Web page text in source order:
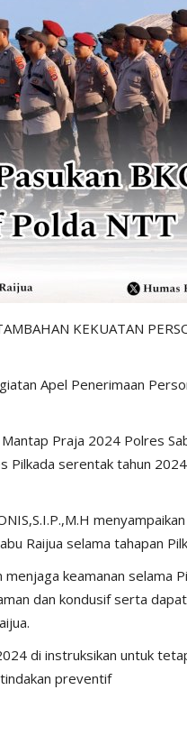
KEKUATAN
Apel Penerimaan
Praja 2024 Polres
Pilkada serentak tahun
Raijua selama tahapan
keamanan selama
dan kondusif serta
di instruksikan untuk
preventif
BERANDA
Polri Lakukan
Peristiwa Gugurnya...
Humas Polres Sabu Raijua